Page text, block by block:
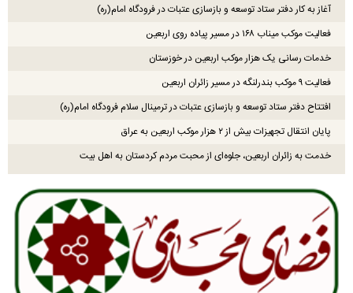
آغاز به کار دفتر ستاد توسعه و بازسازی عتبات در فرودگاه امام(ره)
فعالیت موکب میناب ۱۶۸ در مسیر پیاده روی اربعین
خدمات رسانی یک هزار موکب اربعین در خوزستان
فعالیت ۹ موکب بندرلنگه در مسیر زائران اربعین
افتتاح دفتر ستاد توسعه و بازسازی عتبات در ترمینال سلام فرودگاه امام(ره)
پایان انتقال تجهیزات بیش از ۲ هزار موکب اربعین به عراق
خدمت به زائران اربعین، جلوه‌ای از محبت مردم کردستان به اهل بیت